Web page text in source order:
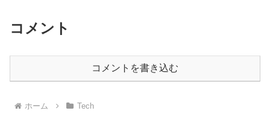
コメント
コメントを書き込む
ホーム Tech